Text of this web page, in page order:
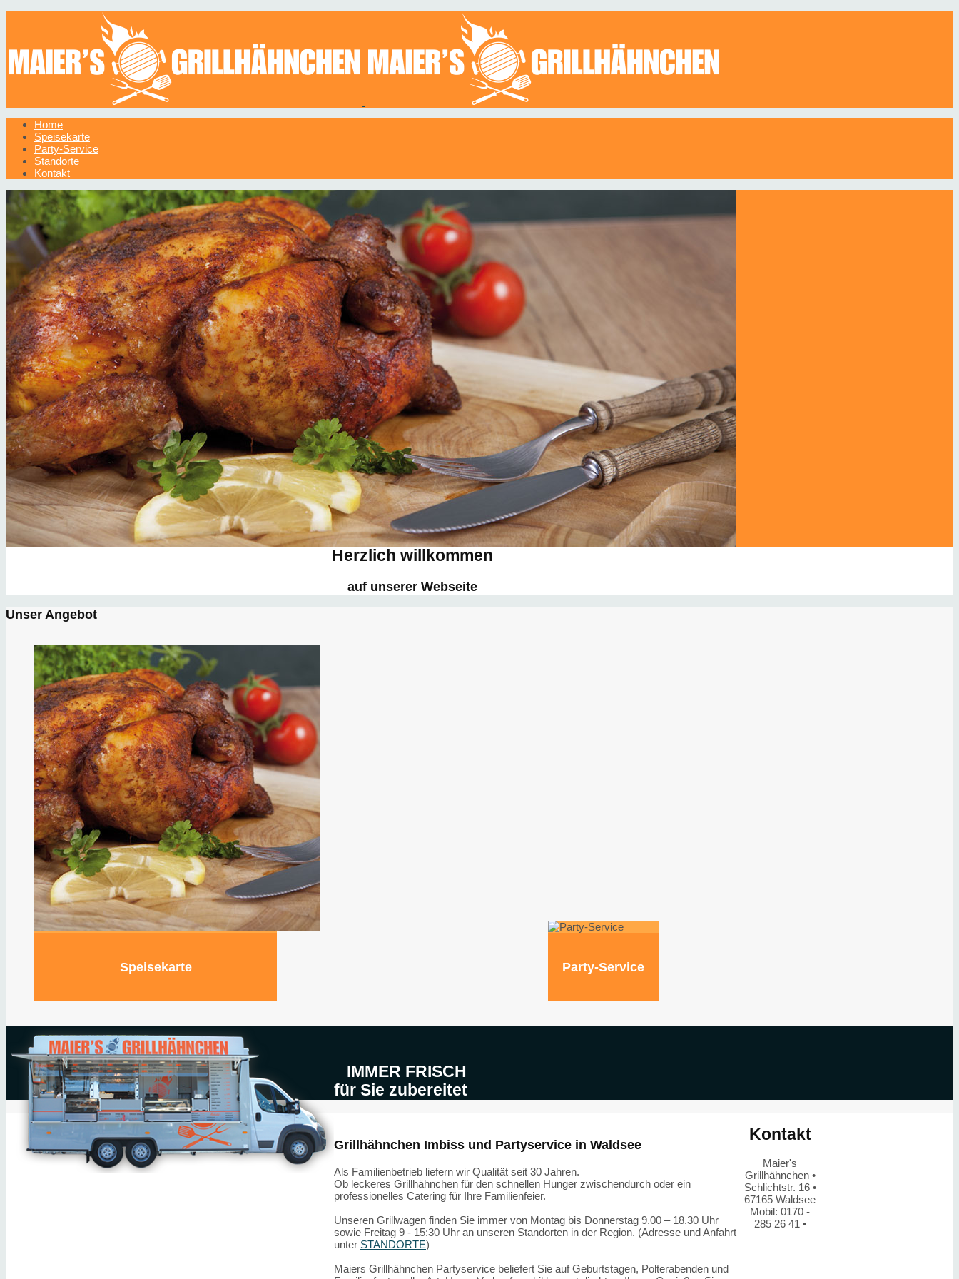
Home
Speisekarte
Party-Service
Standorte
Kontakt
Saucen
Herzlich willkommen
auf unserer Webseite
Unser Angebot
Speisekarte Party-Service
IMMER FRISCH
für Sie zubereitet
Grillhähnchen Imbiss und Partyservice in Waldsee
Als Familienbetrieb liefern wir Qualität seit 30 Jahren.
Ob leckeres Grillhähnchen für den schnellen Hunger zwischendurch oder ein
professionelles Catering für Ihre Familienfeier.
Unseren Grillwagen finden Sie immer von Montag bis Donnerstag 9.00 – 18.30 Uhr
sowie Freitag 9 - 15:30 Uhr an unseren Standorten in der Region. (Adresse und Anfahrt
unter STANDORTE)
Maiers Grillhähnchen Partyservice beliefert Sie auf Geburtstagen, Polterabenden und
Kontakt
Maier's
Grillhähnchen •
Schlichtstr. 16 •
67165 Waldsee
Mobil: 0170 -
285 26 41 •